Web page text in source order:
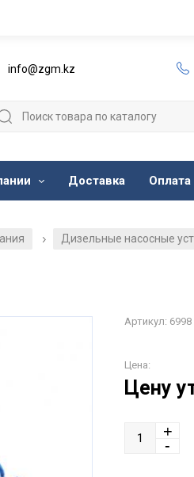
info@zgm.kz
Доставка Оплата
/ Дизельные насосные
Артикул: 6998
Цена:
Цену